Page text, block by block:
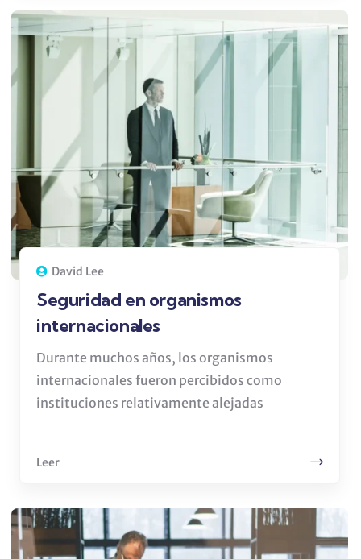
David Lee
Seguridad en organismos
internacionales
Durante muchos años, los organismos
internacionales fueron percibidos como
instituciones relativamente alejadas
Leer